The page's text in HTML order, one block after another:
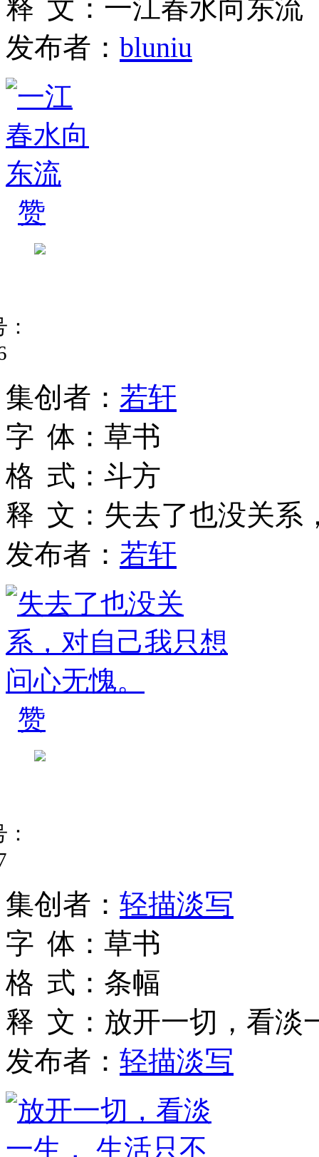
释 文 ： 一江春水向东流
发布者： bluniu
赞
集创者 ： 若轩
字 体 ： 草书
格 式 ： 斗方
释 文 ： 失去了也没关系
发布者： 若轩
赞
集创者 ： 轻描淡写
字 体 ： 草书
格 式 ： 条幅
释 文 ： 放开一切，看淡
发布者： 轻描淡写